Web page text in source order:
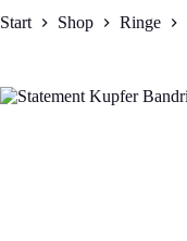
Start Shop Ringe